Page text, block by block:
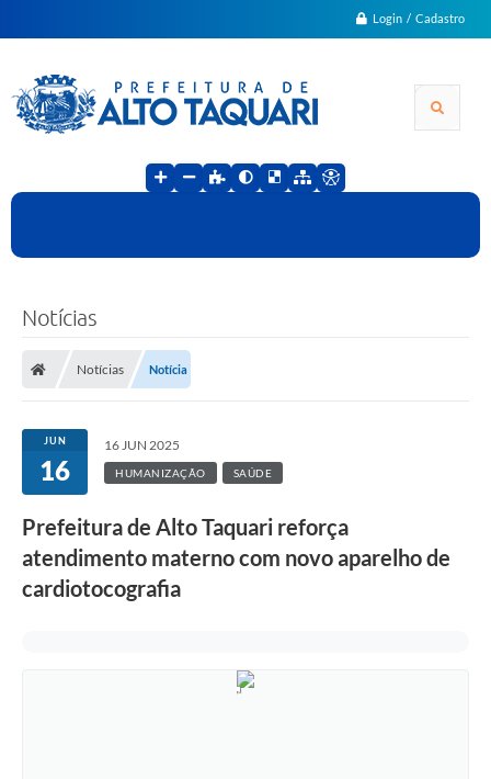
Login / Cadastro
Notícias
Notícias Notícia
JUN
16
16 JUN 2025
HUMANIZAÇÃO SAÚDE
Prefeitura de Alto Taquari reforça
atendimento materno com novo aparelho de
cardiotocografia